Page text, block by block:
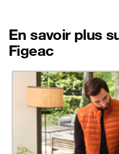
En savoir plus
Figeac